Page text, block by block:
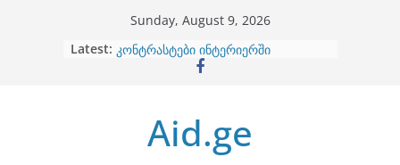
Sunday, August 9, 2026
Latest: ბინების გაერთიანება
კონტრასტები ინტერიერში
ინტერიერის დიზიანი
არტემიდი წარმოგიდგენთ
Aid.ge